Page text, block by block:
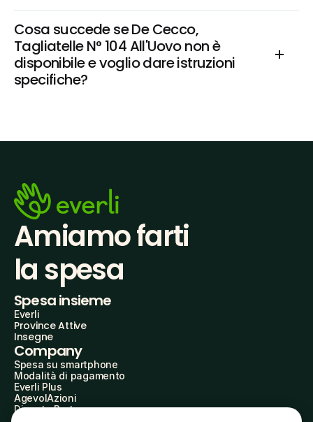
Cosa succede se De Cecco,
Tagliatelle N° 104 All'Uovo non è
disponibile e voglio dare istruzioni
specifiche?
Amiamo farti
la spesa
Spesa insieme
Everli
Province Attive
Insegne
Company
Spesa su smartphone
Modalità di pagamento
Everli Plus
AgevolAzioni
Diventa Partner